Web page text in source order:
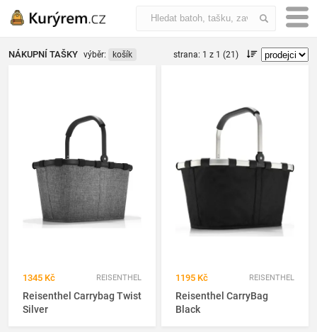
NÁKUPNÍ TAŠKY výběr: košík strana: 1 z 1 (21)
1345 Kč REISENTHEL
Reisenthel Carrybag Twist
Silver
1195 Kč REISENTHEL
Reisenthel CarryBag
Black